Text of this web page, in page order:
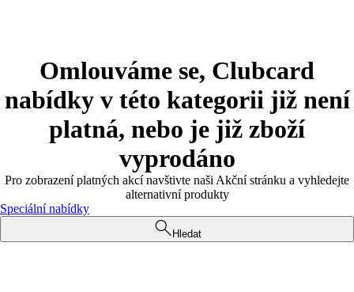
Omlouváme se, Clubcard
nabídky v této kategorii již není
platná, nebo je již zboží
vyprodáno
Pro zobrazení platných akcí navštivte naši Akční stránku a vyhledejte
alternativní produkty
Speciální nabídky
Hledat